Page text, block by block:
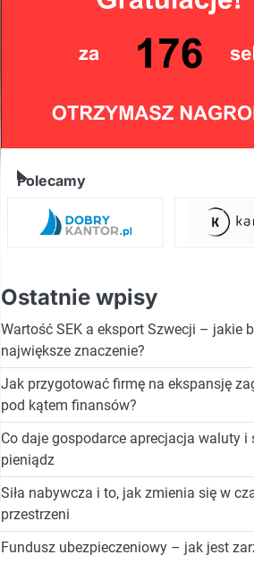
Polecamy
Ostatnie wpisy
Wartość SEK a eksport Szwecji – jakie
największe znaczenie?
Jak przygotować firmę na ekspansję
pod kątem finansów?
Co daje gospodarce aprecjacja waluty i
pieniądz
Siła nabywcza i to, jak zmienia się w
przestrzeni
Fundusz ubezpieczeniowy – jak jest